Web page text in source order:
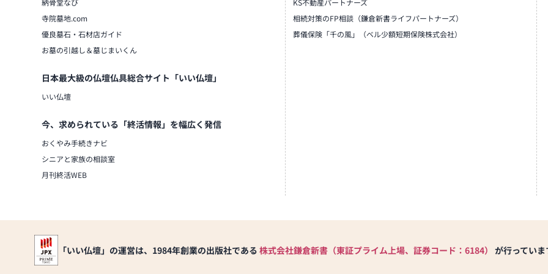
納骨堂なび
寺院墓地.com
優良墓石・石材店ガイド
お墓の引越し＆墓じまいくん
日本最大級の仏壇仏具総合サイト「いい仏壇」
いい仏壇
今、求められている「終活情報」を幅広く発信
おくやみ手続きナビ
シニアと家族の相談室
月刊終活WEB
KS不動産パートナーズ
相続対策のFP相談（鎌倉新書ライフパートナーズ）
葬儀保険「千の風」（ベル少額短期保険株式会社）
「いい仏壇」の運営は、1984年創業の出版社である 株式会社鎌倉新書（東証プライム上場、証券コード：6184） が行っていま